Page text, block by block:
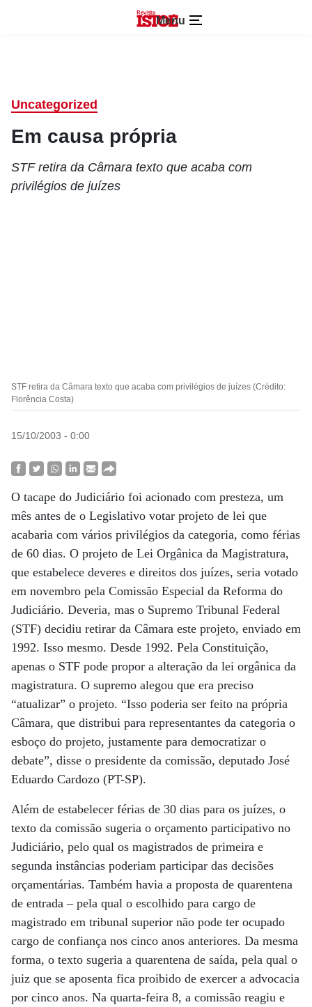
Menu
Uncategorized
Em causa própria
STF retira da Câmara texto que acaba com
privilégios de juízes
STF retira da Câmara texto que acaba com privilégios de juízes (Crédito:
Florência Costa)
15/10/2003 - 0:00
O tacape do Judiciário foi acionado com presteza, um
mês antes de o Legislativo votar projeto de lei que
acabaria com vários privilégios da categoria, como férias
de 60 dias. O projeto de Lei Orgânica da Magistratura,
que estabelece deveres e direitos dos juízes, seria votado
em novembro pela Comissão Especial da Reforma do
Judiciário. Deveria, mas o Supremo Tribunal Federal
(STF) decidiu retirar da Câmara este projeto, enviado em
1992. Isso mesmo. Desde 1992. Pela Constituição,
apenas o STF pode propor a alteração da lei orgânica da
magistratura. O supremo alegou que era preciso
“atualizar” o projeto. “Isso poderia ser feito na própria
Câmara, que distribui para representantes da categoria o
esboço do projeto, justamente para democratizar o
debate”, disse o presidente da comissão, deputado José
Eduardo Cardozo (PT-SP).
Além de estabelecer férias de 30 dias para os juízes, o
texto da comissão sugeria o orçamento participativo no
Judiciário, pelo qual os magistrados de primeira e
segunda instâncias poderiam participar das decisões
orçamentárias. Também havia a proposta de quarentena
de entrada – pela qual o escolhido para cargo de
magistrado em tribunal superior não pode ter ocupado
cargo de confiança nos cinco anos anteriores. Da mesma
forma, o texto sugeria a quarentena de saída, pela qual o
juiz que se aposenta fica proibido de exercer a advocacia
por cinco anos. Na quarta-feira 8, a comissão reagiu e